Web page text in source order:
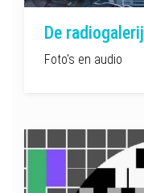
De radiogalerij
Foto's en audio